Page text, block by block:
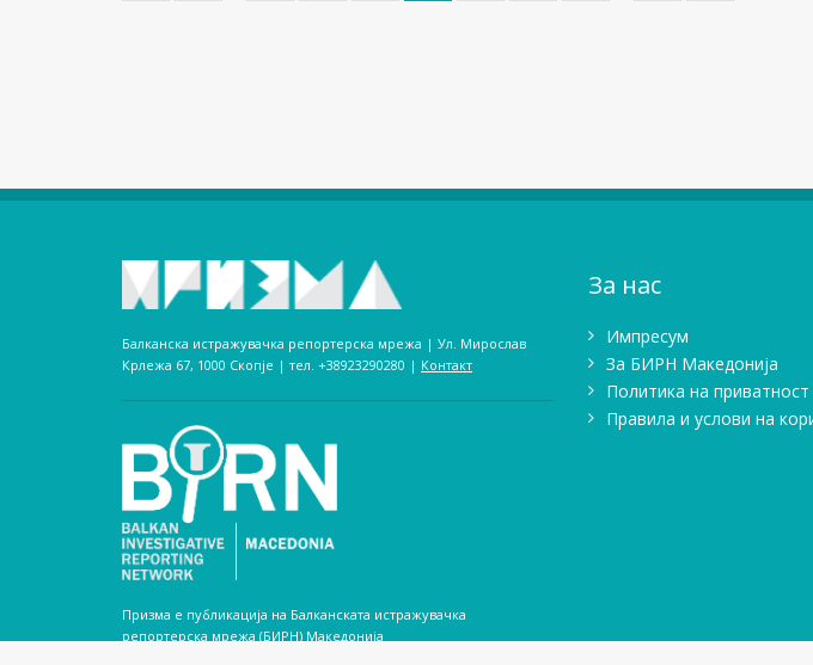
Балканска истражувачка репортерска мрежа | Ул. Мирослав
Крлежа 67, 1000 Скопје | тел. +38923290280­ | Контакт
Призма е публикација на Балканската истражувачка
репортерска мрежа (БИРН) Македонија
За нас
Импресум
Зa БИРН Македонија
Политика на приватност
Правила и услови на